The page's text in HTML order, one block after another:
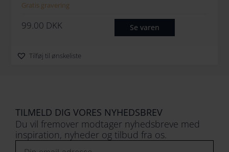
Gratis gravering
99.00 DKK Se varen
Tilføj til ønskeliste
TILMELD DIG VORES NYHEDSBREV
Du vil fremover modtager nyhedsbreve med
inspiration, nyheder og tilbud fra os.